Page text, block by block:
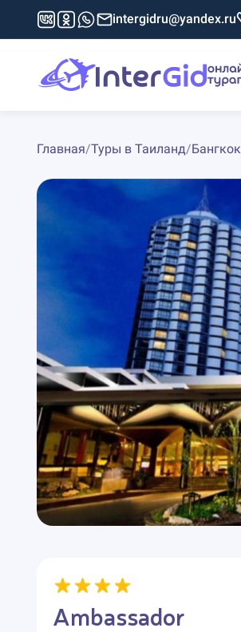
intergidru@yandex.ru
Главная/Туры в Таиланд/Бангкок
Ambassador